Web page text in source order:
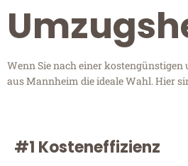
Wenn Sie nach einer
aus Mannheim die ideale Wahl. Hier
#1 Kosteneffizienz